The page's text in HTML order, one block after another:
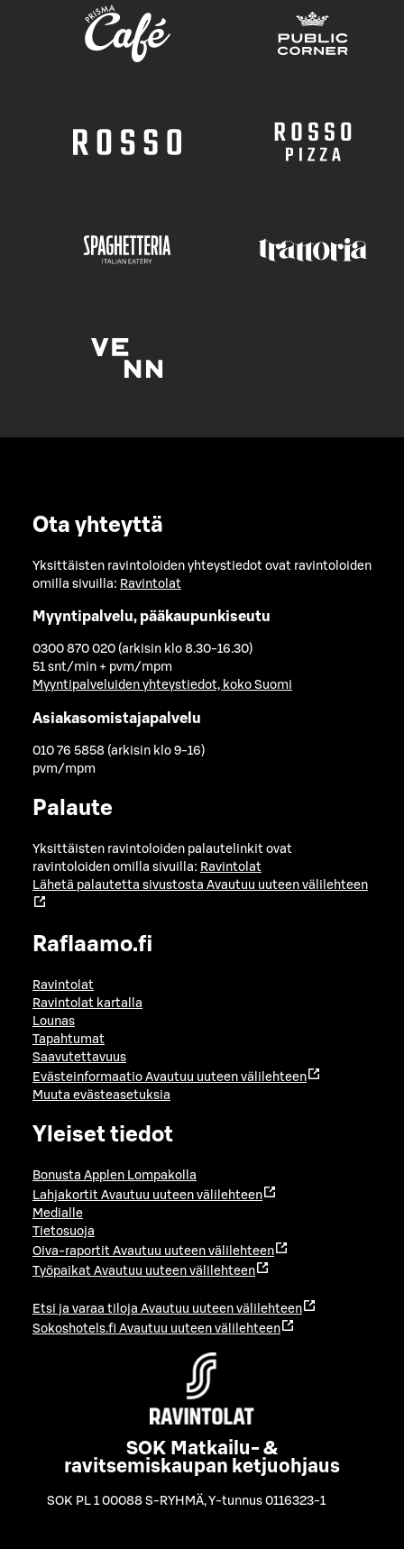
Ota yhteyttä
Yksittäisten ravintoloiden yhteystiedot ovat ravintoloiden
omilla sivuilla: Ravintolat
Myyntipalvelu, pääkaupunkiseutu
0300 870 020 (arkisin klo 8.30-16.30)
51 snt/min + pvm/mpm
Myyntipalveluiden yhteystiedot, koko Suomi
Asiakasomistajapalvelu
010 76 5858 (arkisin klo 9-16)
pvm/mpm
Palaute
Yksittäisten ravintoloiden palautelinkit ovat
ravintoloiden omilla sivuilla: Ravintolat
Lähetä palautetta sivustosta Avautuu uuteen välilehteen
Raflaamo.fi
Ravintolat
Ravintolat kartalla
Lounas
Tapahtumat
Saavutettavuus
Evästeinformaatio Avautuu uuteen välilehteen
Muuta evästeasetuksia
Yleiset tiedot
Bonusta Applen Lompakolla
Lahjakortit Avautuu uuteen välilehteen
Medialle
Tietosuoja
Oiva-raportit Avautuu uuteen välilehteen
Työpaikat Avautuu uuteen välilehteen
Etsi ja varaa tiloja Avautuu uuteen välilehteen
Sokoshotels.fi Avautuu uuteen välilehteen
SOK Matkailu- &
ravitsemiskaupan ketjuohjaus
SOK PL 1 00088 S-RYHMÄ,Y-tunnus 0116323-1